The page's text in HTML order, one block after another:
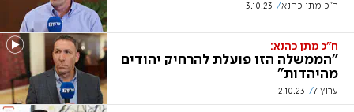
ח"כ מתן כהנא 3.10.23
ח"כ מתן כהנא:
"הממשלה הזו פועלת להרחיק יהודים
מהיהדות"
ערוץ 7 2.10.23